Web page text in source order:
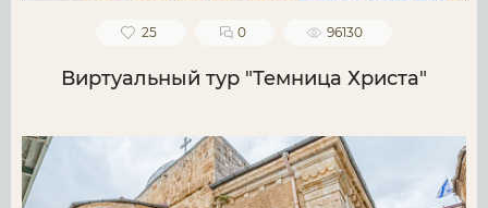
25 0 96130
Виртуальный тур "Темница Христа"